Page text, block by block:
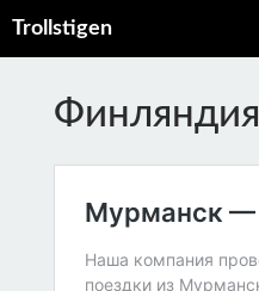
Trollstigen
СОДЕРЖИМОМУ
Финляндия